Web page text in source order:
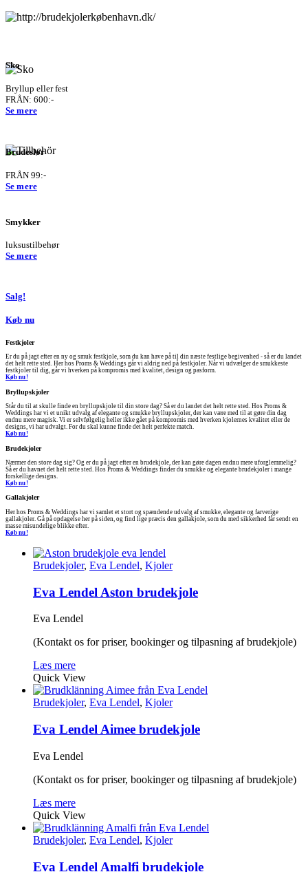
Sko
Bryllup eller fest
FRÅN: 600:-
Se mere
Brudeslør
FRÅN 99:-
Se mere
Smykker
luksustilbehør
Se mere
Salg!
Køb nu
Festkjoler
Er du på jagt efter en ny og smuk festkjole, som du kan have på til din næste festlige begivenhed - så er du landet
det helt rette sted. Her hos Proms & Weddings går vi aldrig ned på festkjoler. Når vi udvælger de smukkeste
festkjoler til dig, går vi hverken på kompromis med kvalitet, design og pasform.
Køb nu!
Bryllupskjoler
Står du til at skulle finde en bryllupskjole til din store dag? Så er du landet det helt rette sted. Hos Proms &
Weddings har vi et unikt udvalg af elegante og smukke bryllupskjoler, der kan være med til at gøre din dag
endnu mere magisk. Vi er selvfølgelig heller ikke gået på kompromis med hverken kjolernes kvalitet eller de
designs, vi har udvalgt. For du skal kunne finde det helt perfekte match.
Køb nu!
Brudekjoler
Nærmer den store dag sig? Og er du på jagt efter en brudekjole, der kan gøre dagen endnu mere uforglemmelig?
Så er du havnet det helt rette sted. Hos Proms & Weddings finder du smukke og elegante brudekjoler i mange
forskellige designs.
Køb nu!
Gallakjoler
Her hos Proms & Weddings har vi samlet et stort og spændende udvalg af smukke, elegante og farverige
gallakjoler. Gå på opdagelse her på siden, og find lige præcis den gallakjole, som du med sikkerhed får sendt en
masse misundelige blikke efter.
Køb nu!
Brudekjoler, Eva Lendel, Kjoler
Eva Lendel Aston brudekjole
Eva Lendel
(Kontakt os for priser, bookinger og tilpasning af brudekjole)
Læs mere
Quick View
Brudekjoler, Eva Lendel, Kjoler
Eva Lendel Aimee brudekjole
Eva Lendel
(Kontakt os for priser, bookinger og tilpasning af brudekjole)
Læs mere
Quick View
Brudekjoler, Eva Lendel, Kjoler
Eva Lendel Amalfi brudekjole